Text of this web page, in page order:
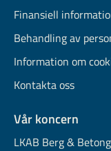
Finansiell
Behandling av
Information om
Kontakta oss
Vår koncern
LKAB Berg & Betong